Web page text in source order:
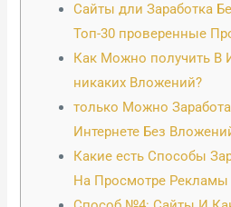
Сайты дли Заработка
Топ-30 проверенные
Как Можно получить В
никаких Вложений?
только Можно
Интернете Без
Какие есть Способы
На Просмотре Рекламы